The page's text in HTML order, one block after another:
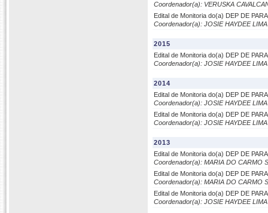
Coordenador(a): VERUSKA
Edital de Monitoria do(a) DEP DE
Coordenador(a): JOSIE HAYDEE
2015
Edital de Monitoria do(a) DEP DE
Coordenador(a): JOSIE HAYDEE
2014
Edital de Monitoria do(a) DEP DE
Coordenador(a): JOSIE HAYDEE
Edital de Monitoria do(a) DEP DE
Coordenador(a): JOSIE HAYDEE
2013
Edital de Monitoria do(a) DEP DE
Coordenador(a): MARIA DO CARMO
Edital de Monitoria do(a) DEP DE
Coordenador(a): MARIA DO CARMO
Edital de Monitoria do(a) DEP DE
Coordenador(a): JOSIE HAYDEE